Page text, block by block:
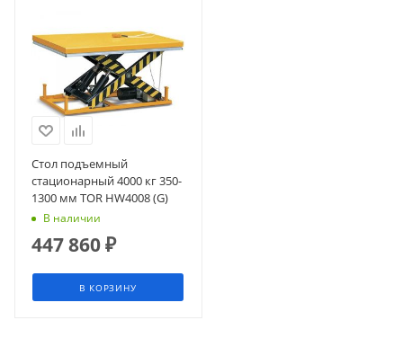
Стол подъемный
стационарный 4000 кг 350-
1300 мм TOR HW4008 (G)
В наличии
447 860₽
В КОРЗИНУ